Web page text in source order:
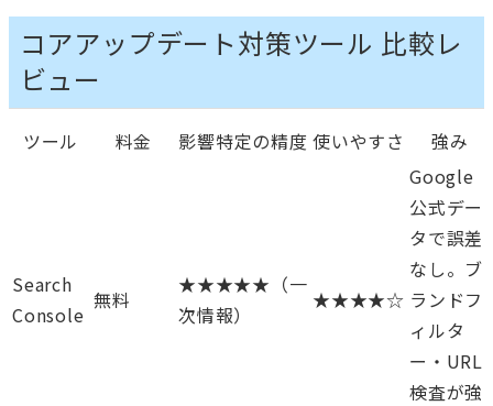
コアアップデート対策ツール 比較レ
ビュー
ツール 料金 影響特定の精度 使いやすさ 強み
Search
Console
無料
★★★★★（一
次情報）
★★★★☆
Google
公式デー
タで誤差
なし。ブ
ランドフ
ィルタ
ー・URL
検査が強